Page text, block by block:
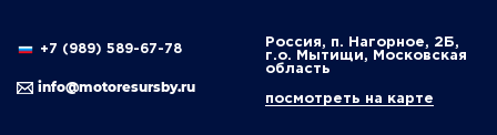
+7 (989) 589-67-78
info@motoresursby.ru
Россия, п. Нагорное, 2Б,
г.о. Мытищи, Московская
область
посмотреть на карте